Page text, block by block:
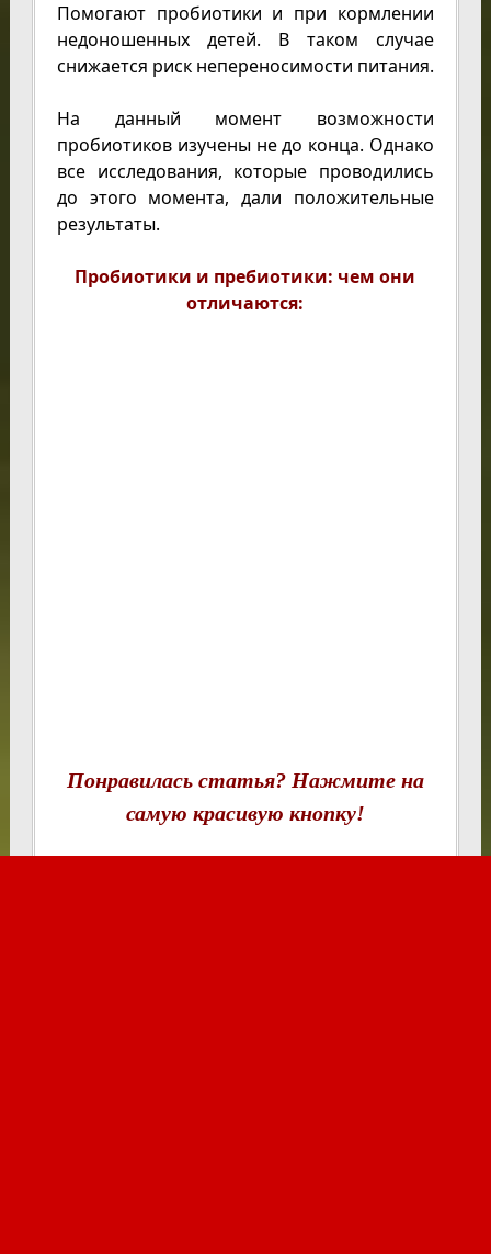
Помогают пробиотики и при кормлении
недоношенных детей. В таком случае
снижается риск непереносимости питания.
На данный момент возможности
пробиотиков изучены не до конца. Однако
все исследования, которые проводились
до этого момента, дали положительные
результаты.
Пробиотики и пребиотики: чем они
отличаются:
Понравилась статья? Нажмите на
самую красивую кнопку!